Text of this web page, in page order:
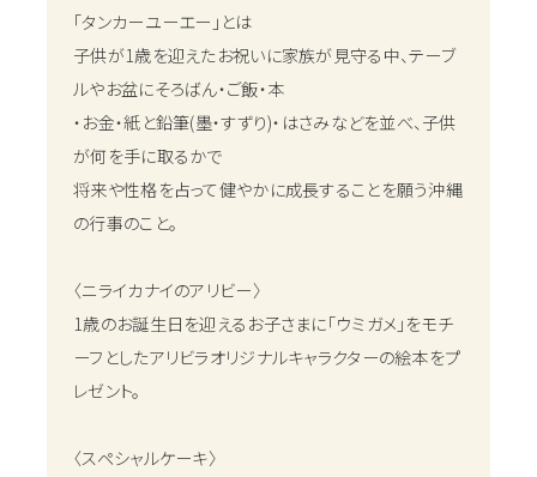
「タンカーユーエー」とは
子供が1歳を迎えたお祝いに家族が見守る中、テーブ
ルやお盆にそろばん・ご飯・本
・お金・紙と鉛筆(墨・すずり)・はさみなどを並べ、子供
が何を手に取るかで
将来や性格を占って健やかに成長することを願う沖縄
の行事のこと。
〈ニライカナイのアリビー〉
1歳のお誕生日を迎えるお子さまに「ウミガメ」をモチ
ーフとしたアリビラオリジナルキャラクターの絵本をプ
レゼント。
〈スペシャルケーキ〉